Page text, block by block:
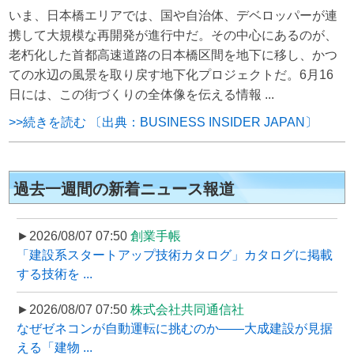
いま、日本橋エリアでは、国や自治体、デベロッパーが連
携して大規模な再開発が進行中だ。その中心にあるのが、
老朽化した首都高速道路の日本橋区間を地下に移し、かつ
ての水辺の風景を取り戻す地下化プロジェクトだ。6月16
日には、この街づくりの全体像を伝える情報 ...
>>続きを読む 〔出典：BUSINESS INSIDER JAPAN〕
過去一週間の新着ニュース報道
►2026/08/07 07:50 創業手帳
「建設系スタートアップ技術カタログ」カタログに掲載
する技術を ...
►2026/08/07 07:50 株式会社共同通信社
なぜゼネコンが自動運転に挑むのか――大成建設が見据
える「建物 ...